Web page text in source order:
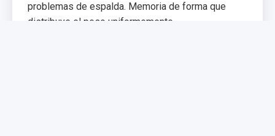
problemas de espalda. Memoria de forma que
distribuye el peso uniformemente.